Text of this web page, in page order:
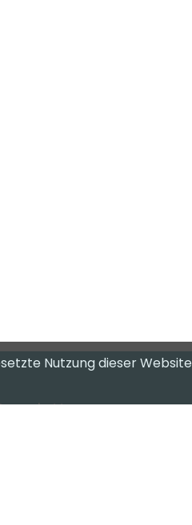
Nutzung dieser Website